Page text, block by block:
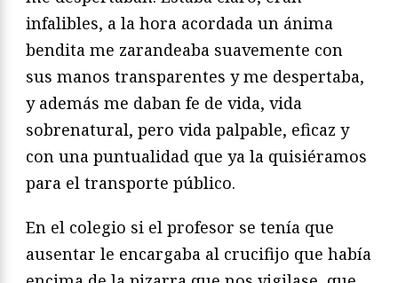
infalibles, a la hora acordada un ánima
bendita me zarandeaba suavemente con
sus manos transparentes y me despertaba,
y además me daban fe de vida, vida
sobrenatural, pero vida palpable, eficaz y
con una puntualidad que ya la quisiéramos
para el transporte público.
En el colegio si el profesor se tenía que
ausentar le encargaba al crucifijo que había